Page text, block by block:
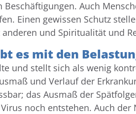
Auch
Einen gewissen Schutz
und Spiritualität und
es mit den
und stellt sich als wenig
und Verlauf der
das Ausmaß der
noch entstehen. Auch